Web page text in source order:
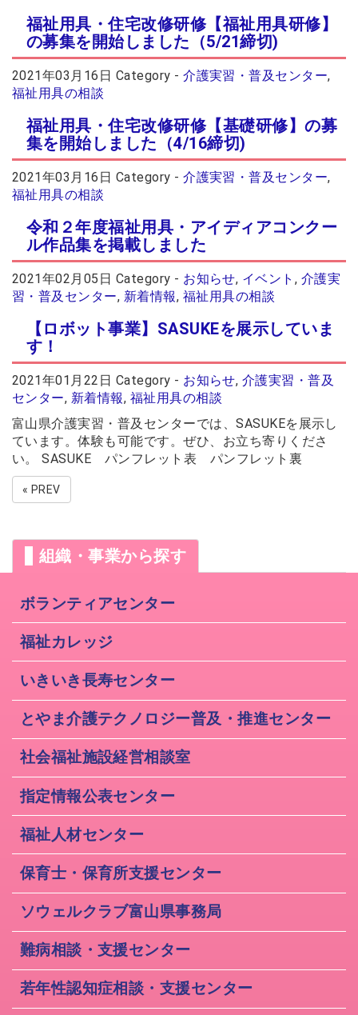
福祉用具・住宅改修研修【福祉用具研修】
の募集を開始しました（5/21締切)
2021年03月16日 Category -介護実習・普及センター,
福祉用具の相談
福祉用具・住宅改修研修【基礎研修】の募
集を開始しました（4/16締切)
2021年03月16日 Category -介護実習・普及センター,
福祉用具の相談
令和２年度福祉用具・アイディアコンクー
ル作品集を掲載しました
2021年02月05日 Category - お知らせ, イベント , 介護実
習・普及センター, 新着情報, 福祉用具の相談
【ロボット事業】SASUKEを展示していま
す！
2021年01月22日 Category - お知らせ, 介護実習・普及
センター, 新着情報, 福祉用具の相談
富山県介護実習・普及センターでは、SASUKEを展示し
ています。体験も可能です。ぜひ、お立ち寄りくださ
い。 SASUKE パンフレット表 パンフレット裏
« PREV
組織・事業から探す
ボランティアセンター
福祉カレッジ
いきいき長寿センター
とやま介護テクノロジー普及・推進センター
社会福祉施設経営相談室
指定情報公表センター
福祉人材センター
保育士・保育所支援センター
ソウェルクラブ富山県事務局
難病相談・支援センター
若年性認知症相談・支援センター